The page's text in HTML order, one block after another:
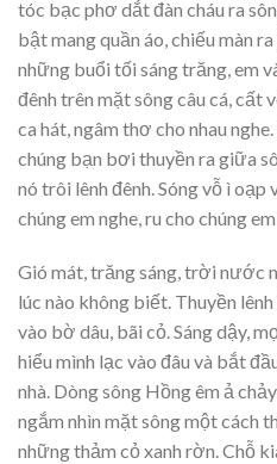
tóc bạc phơ dắt đàn cháu ra
bật mang quần áo, chiếu màn
những buổi tối sáng trăng, em
đênh trên mặt sông câu cá, cất
ca hát, ngâm thơ cho nhau
chúng bạn bơi thuyền ra giữa
nó trôi lênh đênh. Sóng vỗ ì oạp
chúng em nghe, ru cho chúng em
Gió mát, trăng sáng, trời nước
lúc nào không biết. Thuyền
vào bờ dâu, bãi cỏ. Sáng dậy,
hiểu mình lạc vào đâu và bắt
nhà. Dòng sông Hồng êm ả
ngắm nhìn mặt sông một cách
những thảm cỏ xanh rờn. Chỗ